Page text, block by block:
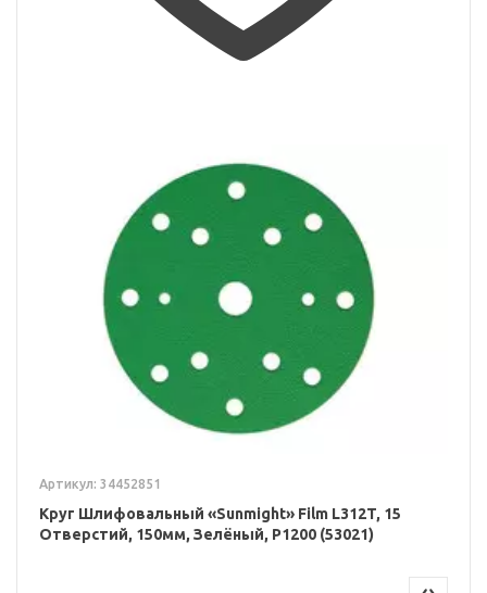
Артикул: 34452851
Круг Шлифовальный «Sunmight» Film L312T, 15
Отверстий, 150мм, Зелёный, P1200 (53021)